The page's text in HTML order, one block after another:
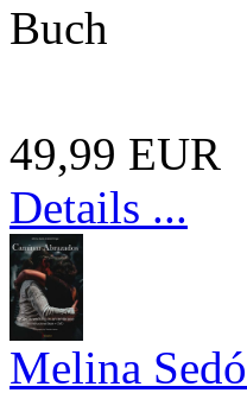
Buch
49,99 EUR
Details ...
Melina